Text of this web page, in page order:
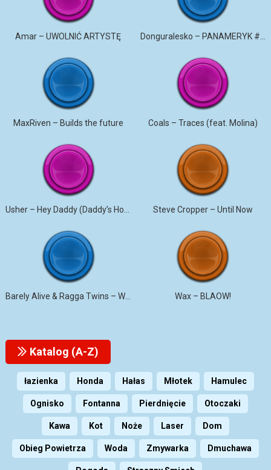
Amar – UWOLNIĆ ARTYSTĘ
MaxRiven – Builds the future Coals – Traces (feat. Molina)
Steve Cropper – Until Now
Barely Alive & Ragga Twins – We Set It Wax – BLAOW!
Katalog (A-Z)
łazienka Honda Hałas Młotek Hamulec
Ognisko Fontanna Pierdnięcie Otoczaki
Kawa Kot Noże Laser Dom
Obieg Powietrza Woda Zmywarka Dmuchawa